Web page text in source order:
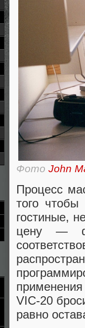
Фото John
Процесс
того чтобы
гостиные,
цену —
VIC-20
равно